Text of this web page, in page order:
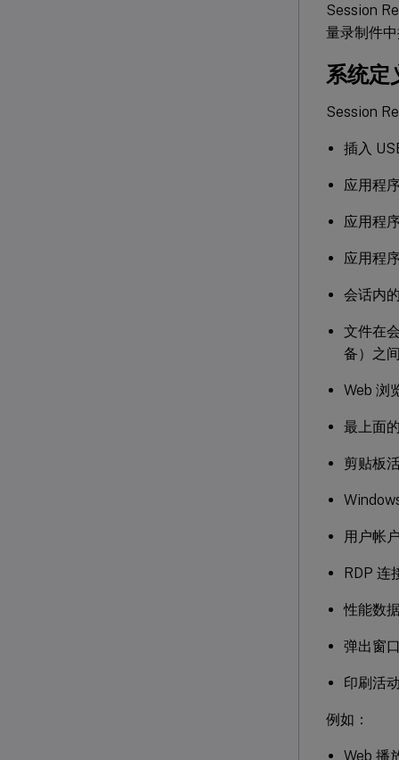
Session
量录制件
系统定
Session
插入
应用程
应用程
应用程
会话内
文件在
备）之
Web 浏
最上面
剪贴板
用户帐
RDP 连
性能数
弹出窗
印刷活
例如：
Web 播